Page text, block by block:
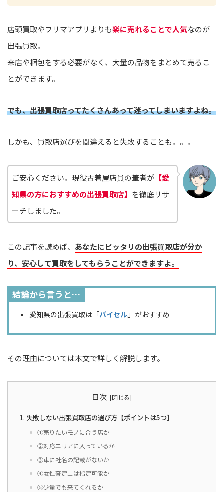
店頭買取やフリマアプリよりも楽に売れることで人気なのが
出張買取。
来店や梱包をする必要がなく、大量の品物をまとめて売るこ
とができます。
でも、出張買取店ってたくさんあって迷ってしまいますよね。
しかも、買取店選びを間違えると失敗することも。。。
ご安心ください。現役古着屋店員の筆者が 【愛
知県の方におすすめの出張買取店】 を徹底リサ
ーチしました。
この記事を読めば、 あなたにピッタリの出張買取店が分か
り、安心して買取をしてもらうことができますよ。
結論から言うと…
愛知県の出張買取は「バイセル 」がおすすめ
その理由については本文で詳しく解説します。
目次
失敗しない出張買取店の選び方【ポイントは5つ】
①売りたいモノに合う店か
②対応エリアに入っているか
③車に社名の記載がないか
④女性査定士は指定可能か
⑤少量でも来てくれるか